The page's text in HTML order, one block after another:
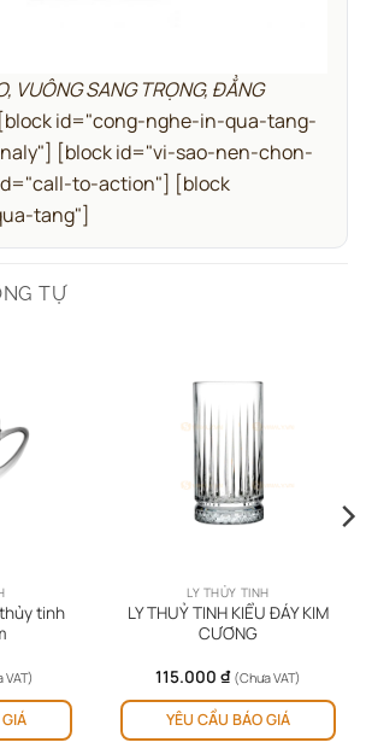
VUÔNG SANG TRỌNG, ĐẲNG
[block id="cong-nghe-in-qua-tang-
[block id="vi-sao-nen-chon-
to-action"] [block
tang"]
TỰ
tinh
VAT)
LY THỦY TINH
LY THUỶ TINH KIỂU ĐÁY KIM
CƯƠNG
115.000 ₫ (Chưa VAT)
YÊU CẦU BÁO GIÁ